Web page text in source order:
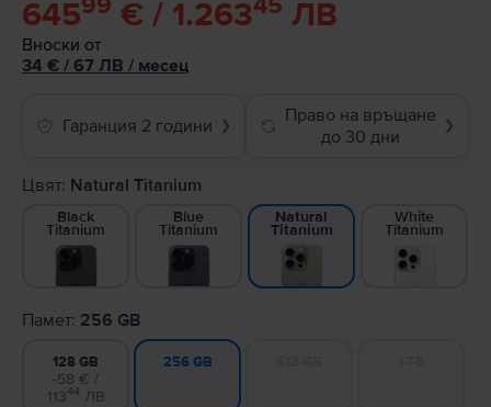
645 € / 1.263 ЛВ
Вноски от
34 € / 67 ЛВ / месец
Гаранция 2 години ❯
Право на връщане
до 30 дни
❯
Цвят: Natural Titanium
Black
Titanium
Blue
Titanium
Natural
Titanium
White
Titanium
Памет: 256 GB
128 GB
-58 € /
11344 ЛВ
256 GB